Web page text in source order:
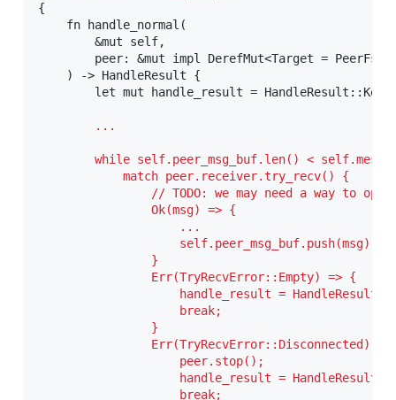
{
    fn handle_normal(
        &mut self,
        peer: &mut impl DerefMut<Target = PeerFsm
    ) -> HandleResult {
let mut handle_result =
        ...
while self.peer_msg_buf.len() <
            match peer.receiver.try_recv() {
// TODO: we may need a way to
                Ok(msg) => {
                    ...
                    self.peer_msg_buf.push(msg);
                }
                Err(TryRecvError::Empty) => {
handle_result =
                    break;
                }
Err(TryRecvError::Disconnected) =>
                    peer.stop();
handle_result =
                    break;